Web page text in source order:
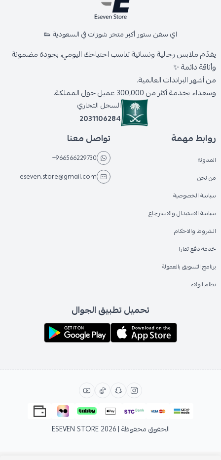
اي سفن ستور أكبر متجر شوزات في السعودية 👟
يقدّم ملابس رجالية ونسائية تناسب احتياجك اليومي، بجودة مضمونة
وأناقة دائمة ✨
من أشهر البراندات العالمية،
وسعداء بخدمة أكثر من 300,000 عميل حول المملكة.
السجل التجاري
2031106284
روابط مهمة
المدونة
من نحن
سياسة الخصوصية
سياسة الاستبدال والاسترجاع
الشروط والاحكام
خدمة دفع تمارا
برنامج التسويق بالعمولة
نظام الولاء
تواصل معنا
+966566229730
eseven.store@gmail.com
تحميل تطبيق الجوال
الحقوق محفوظة | 2026 ESEVEN STORE